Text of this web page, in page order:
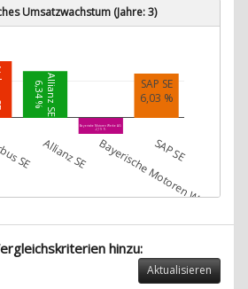
Umsatzwachstum (Jahre: 3)
Allianz SE
6,34 %
Bayerische Motoren Werke AG
-2,19 %
SAP SE
6,03 %
SE Allianz SE Bayerische Motoren Werke AG
SAP SE
hinzu:
Aktualisieren